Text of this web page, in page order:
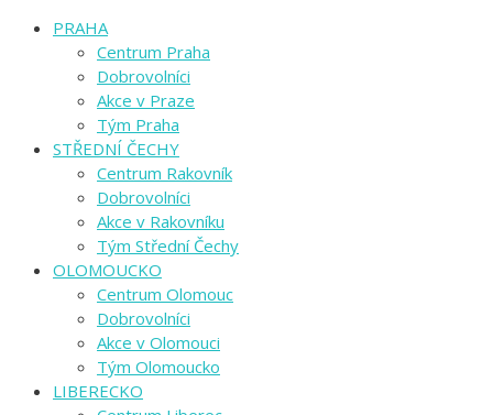
PRAHA
Centrum Praha
Dobrovolníci
Akce v Praze
Tým Praha
STŘEDNÍ ČECHY
Centrum Rakovník
Dobrovolníci
Akce v Rakovníku
Tým Střední Čechy
OLOMOUCKO
Centrum Olomouc
Dobrovolníci
Akce v Olomouci
Tým Olomoucko
LIBERECKO